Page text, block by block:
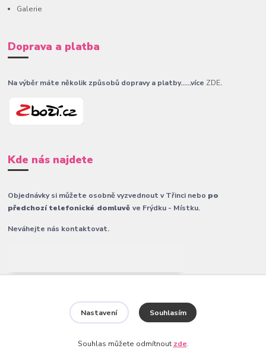
Galerie
Doprava a platba
Na výběr máte několik způsobů dopravy a platby......více ZDE.
Kde nás najdete
Objednávky si můžete osobně vyzvednout v Třinci nebo po
předchozí telefonické domluvěve Frýdku - Místku.
Neváhejte nás kontaktovat.
Nastavení Souhlasím
Souhlas můžete odmítnout zde.